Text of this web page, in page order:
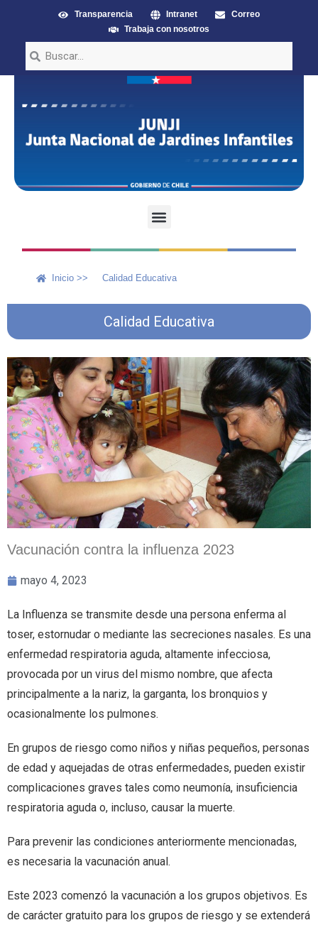
Transparencia Intranet
Correo
Trabaja con nosotros
Inicio >> Calidad Educativa
Calidad Educativa
Vacunación contra la influenza 2023
mayo 4, 2023
La Influenza se transmite desde una persona enferma al
toser, estornudar o mediante las secreciones nasales. Es una
enfermedad respiratoria aguda, altamente infecciosa,
provocada por un virus del mismo nombre, que afecta
principalmente a la nariz, la garganta, los bronquios y
ocasionalmente los pulmones.
En grupos de riesgo como niños y niñas pequeños, personas
de edad y aquejadas de otras enfermedades, pueden existir
complicaciones graves tales como neumonía, insuficiencia
respiratoria aguda o, incluso, causar la muerte.
Para prevenir las condiciones anteriormente mencionadas,
es necesaria la vacunación anual.
Este 2023 comenzó la vacunación a los grupos objetivos. Es
de carácter gratuito para los grupos de riesgo y se extenderá